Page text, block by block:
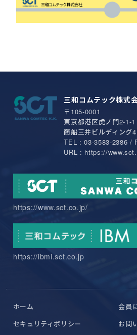
三和コムテック株式
〒105-0001
東京都港区虎ノ門2-1-1
商船三井ビルディング
TEL : 03-3583-2386 /
URL : https://
https://www.sct.co.jp/
https://ibmi.sct.co.jp
ホーム
会員
セキュリティポリシー
お問